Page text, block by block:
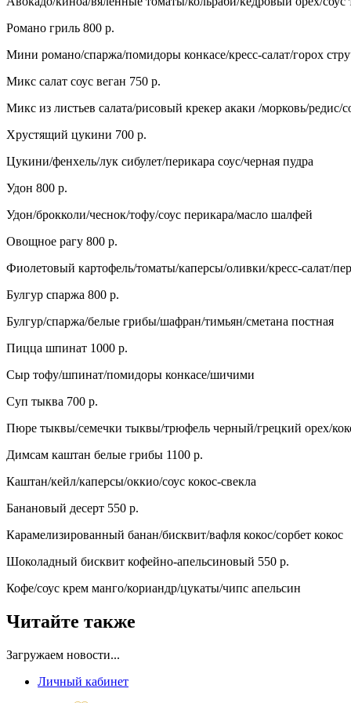
Романо гриль 800 р.
Мини романо/спаржа/помидоры конкасе/кресс-салат/горох
Микс салат соус веган 750 р.
Микс из листьев салата/рисовый крекер акаки /морковь/редис/
Хрустящий цукини 700 р.
Цукини/фенхель/лук сибулет/перикара соус/черная пудра
Удон 800 р.
Удон/брокколи/чеснок/тофу/соус перикара/масло шалфей
Овощное рагу 800 р.
Фиолетовый картофель/томаты/каперсы/оливки/кресс-салат/
Булгур спаржа 800 р.
Булгур/спаржа/белые грибы/шафран/тимьян/сметана постная
Пицца шпинат 1000 р.
Сыр тофу/шпинат/помидоры конкасе/шичими
Суп тыква 700 р.
Пюре тыквы/семечки тыквы/трюфель черный/грецкий орех/
Димсам каштан белые грибы 1100 р.
Каштан/кейл/каперсы/оккио/соус кокос-свекла
Банановый десерт 550 р.
Карамелизированный банан/бисквит/вафля кокос/сорбет кокос
Шоколадный бисквит кофейно-апельсиновый 550 р.
Кофе/соус крем манго/кориандр/цукаты/чипс апельсин
Читайте также
Загружаем новости...
Личный кабинет